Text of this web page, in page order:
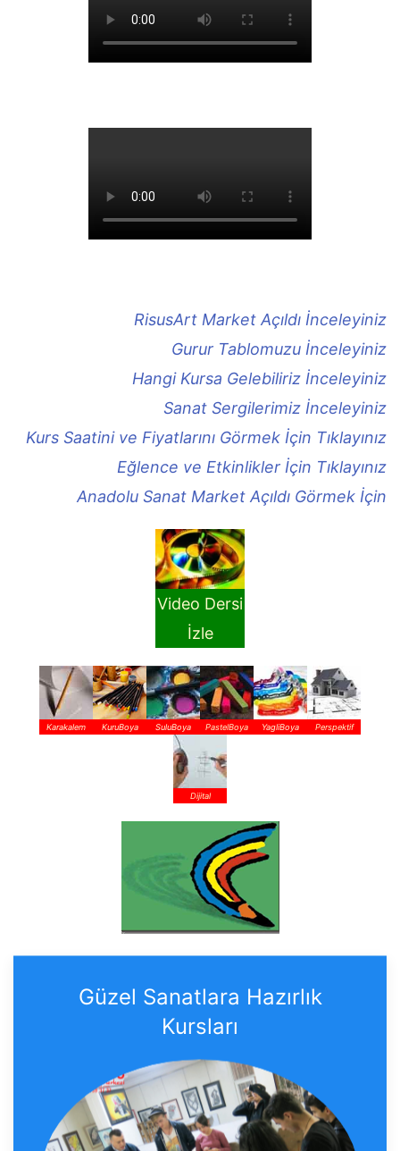
RisusArt Market Açıldı İnceleyiniz
Gurur Tablomuzu İnceleyiniz
Hangi Kursa Gelebiliriz İnceleyiniz
Sanat Sergilerimiz İnceleyiniz
Kurs Saatini ve Fiyatlarını Görmek İçin Tıklayınız
Eğlence ve Etkinlikler İçin Tıklayınız
Anadolu Sanat Market Açıldı Görmek İçin
Video Dersi
İzle
Karakalem KuruBoya SuluBoya PastelBoya YagliBoya Perspektif
Dijital
Güzel Sanatlara Hazırlık
Kursları